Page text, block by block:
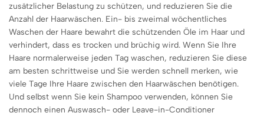
zusätzlicher Belastung zu schützen, und reduzieren Sie die
Anzahl der Haarwäschen. Ein- bis zweimal wöchentliches
Waschen der Haare bewahrt die schützenden Öle im Haar und
verhindert, dass es trocken und brüchig wird. Wenn Sie Ihre
Haare normalerweise jeden Tag waschen, reduzieren Sie diese
am besten schrittweise und Sie werden schnell merken, wie
viele Tage Ihre Haare zwischen den Haarwäschen benötigen.
Und selbst wenn Sie kein Shampoo verwenden, können Sie
dennoch einen Auswasch- oder Leave-in-Conditioner